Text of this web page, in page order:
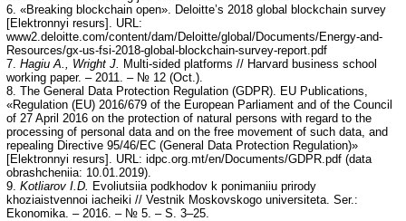
6. «Breaking blockchain open». Deloitte’s 2018 global blockchain survey
[Elektronnyi resurs]. URL:
www2.deloitte.com/content/dam/Deloitte/global/Documents/Energy-and-
Resources/gx-us-fsi-2018-global-blockchain-survey-report.pdf
7. Hagiu A., Wright J.
Multi-sided platforms // Harvard business school
working paper. – 2011. – № 12 (Oct.).
8. The General Data Protection Regulation (GDPR). EU Publications,
«Regulation (EU) 2016/679 of the European Parliament and of the Council
of 27 April 2016 on the protection of natural persons with regard to the
processing of personal data and on the free movement of such data, and
repealing Directive 95/46/EC (General Data Protection Regulation)»
[Elektronnyi resurs]. URL: idpc.org.mt/en/Documents/GDPR.pdf (data
obrashcheniia: 10.01.2019).
9. Kotliarov I.D.
Evoliutsiia podkhodov k ponimaniiu prirody
khoziaistvennoi iacheiki // Vestnik Moskovskogo universiteta. Ser.:
Ekonomika. – 2016. – № 5. – S. 3–25.